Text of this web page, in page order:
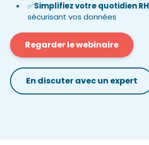
✅Simplifiez votre quotidien RH
sécurisant vos données
Regarder le webinaire
En discuter avec un expert